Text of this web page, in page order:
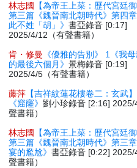
林志國
【為帝王上菜：歷代宮廷御
第三篇《魏晉南北朝時代》第四
此不姓「胡」》書亞錄音 [0:17]
2025/4/12（有聲書籍）
肯・修曼
《優雅的告別》 1《我
的最後六個月》景梅錄音 [0:19]
2025/4/5（有聲書籍）
藤萍 【吉祥紋蓮花樓卷二：玄武
《窟窿》劉小珍錄音 [2:16] 2025/
聲書籍）
林志國
【為帝王上菜：歷代宮廷御
第三篇《魏晉南北朝時代》第三
宴的尷尬》書亞錄音 [0:22] 2025/
聲書籍）